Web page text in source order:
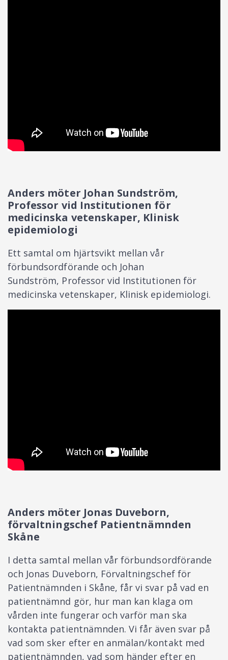
Anders möter Johan Sundström,
Professor vid Institutionen för
medicinska vetenskaper, Klinisk
epidemiologi
Ett samtal om hjärtsvikt mellan vår
förbundsordförande och Johan
Sundström, Professor vid Institutionen för
medicinska vetenskaper, Klinisk epidemiologi.
Anders möter Jonas Duveborn,
förvaltningschef Patientnämnden
Skåne
I detta samtal mellan vår förbundsordförande
och Jonas Duveborn, Förvaltningschef för
Patientnämnden i Skåne, får vi svar på vad en
patientnämnd gör, hur man kan klaga om
vården inte fungerar och varför man ska
kontakta patientnämnden. Vi får även svar på
vad som sker efter en anmälan/kontakt med
patientnämnden, vad som händer efter en